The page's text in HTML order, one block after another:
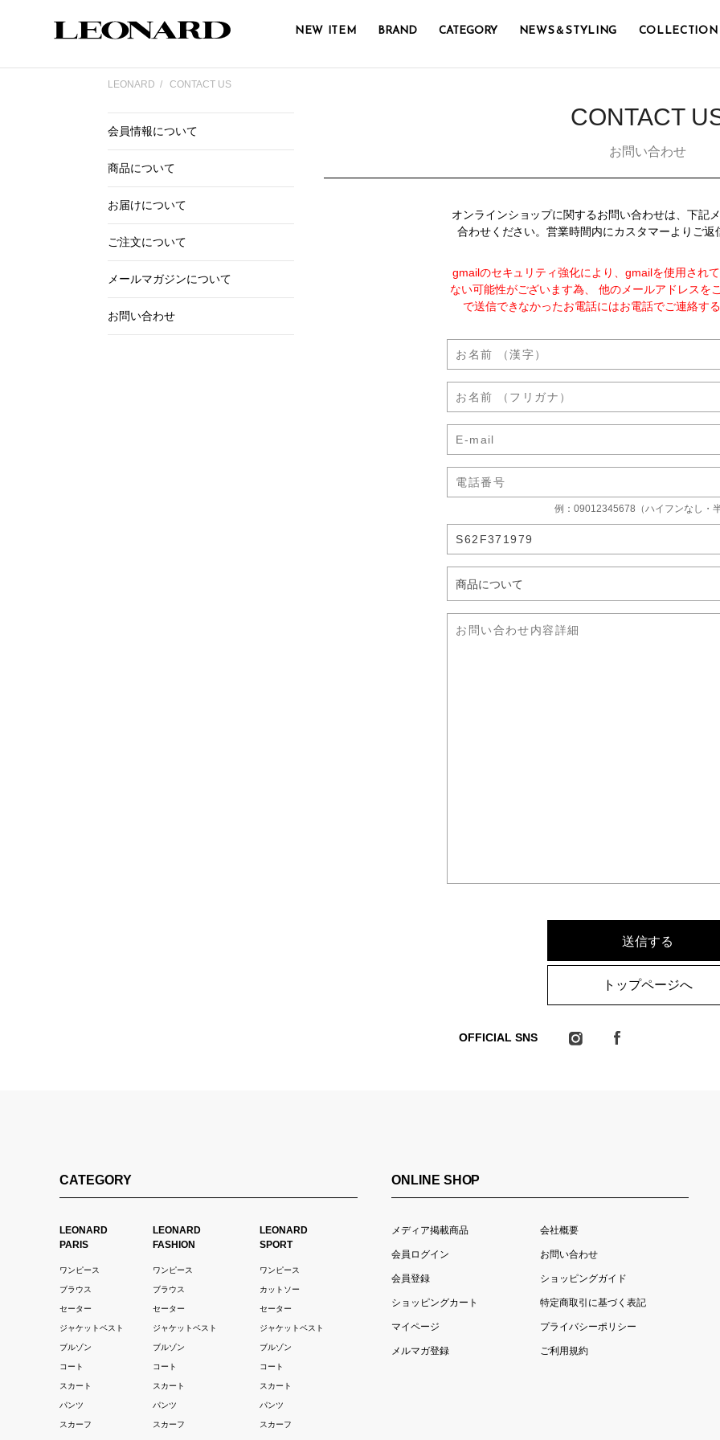
NEW ITEM BRAND CATEGORY NEWS＆STYLING COLLECTION
LEONARD CONTACT US
CONTACT
お問い合わせ
オンラインショップに関するお問い合わせは、下記
合わせください。営業時間内にカスタマーよりご
gmailのセキュリティ強化により、gmailを使用され
ない可能性がございます為、 他のメールアドレスを
で送信できなかったお電話にはお電話でご連絡す
例：09012345678（ハイフンなし・
トップページへ
会員情報について
商品について
お届けについて
ご注文について
メールマガジンについて
お問い合わせ
OFFICIAL SNS
CATEGORY
LEONARD
PARIS
ワンピース
ブラウス
セーター
ジャケットベスト
ブルゾン
コート
スカート
パンツ
スカーフ
LEONARD
FASHION
ワンピース
ブラウス
セーター
ジャケットベスト
ブルゾン
コート
スカート
パンツ
スカーフ
LEONARD
SPORT
ワンピース
カットソー
セーター
ジャケットベスト
ブルゾン
コート
スカート
パンツ
スカーフ
ONLINE SHOP
メディア掲載商品
会員ログイン
会員登録
ショッピングカート
マイページ
メルマガ登録
会社概要
お問い合わせ
ショッピングガイド
特定商取引に基づく表記
プライバシーポリシー
ご利用規約